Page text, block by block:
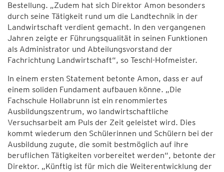
Bestellung. „Zudem hat sich Direktor Amon besonders
durch seine Tätigkeit rund um die Landtechnik in der
Landwirtschaft verdient gemacht. In den vergangenen
Jahren zeigte er Führungsqualität in seinen Funktionen
als Administrator und Abteilungsvorstand der
Fachrichtung Landwirtschaft“, so Teschl-Hofmeister.
In einem ersten Statement betonte Amon, dass er auf
einem soliden Fundament aufbauen könne. „Die
Fachschule Hollabrunn ist ein renommiertes
Ausbildungszentrum, wo landwirtschaftliche
Versuchsarbeit am Puls der Zeit geleistet wird. Dies
kommt wiederum den Schülerinnen und Schülern bei der
Ausbildung zugute, die somit bestmöglich auf ihre
beruflichen Tätigkeiten vorbereitet werden“, betonte der
Direktor. „Künftig ist für mich die Weiterentwicklung der